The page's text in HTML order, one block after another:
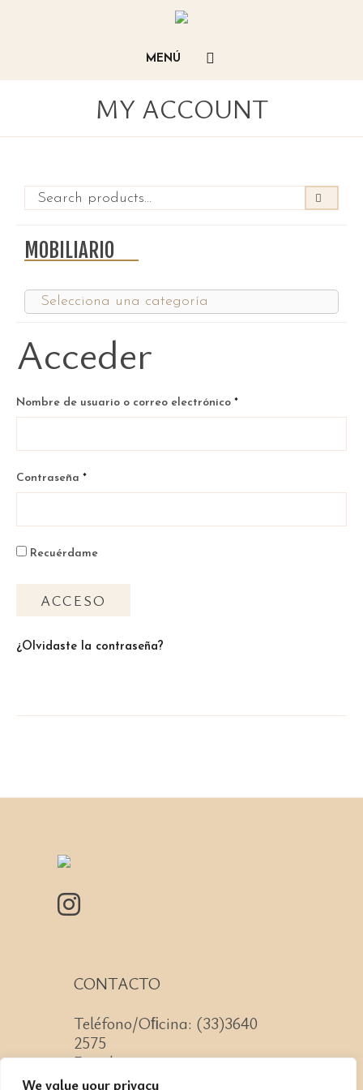
We value your privacy
MY ACCOUNT
MOBILIARIO
Acceder
Nombre de usuario o correo electrónico*Obligatorio
Contraseña*Obligatorio
Recuérdame
ACCESO
¿Olvidaste la contraseña?
CONTACTO
Teléfono/Oﬁcina: (33)3640
2575
Email: contacto@cnit.mx